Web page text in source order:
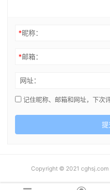
*昵称：
*邮箱：
网址：
记住昵称、邮箱和网址，下次
提